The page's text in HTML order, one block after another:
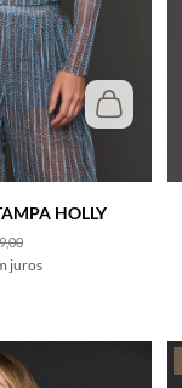
HOLLY
,00
juros